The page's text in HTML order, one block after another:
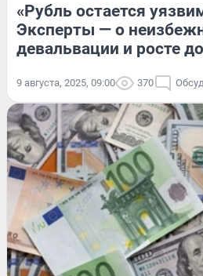
«Рубль остается
Эксперты — о
девальвации и росте
9 августа, 2025, 09:00 370